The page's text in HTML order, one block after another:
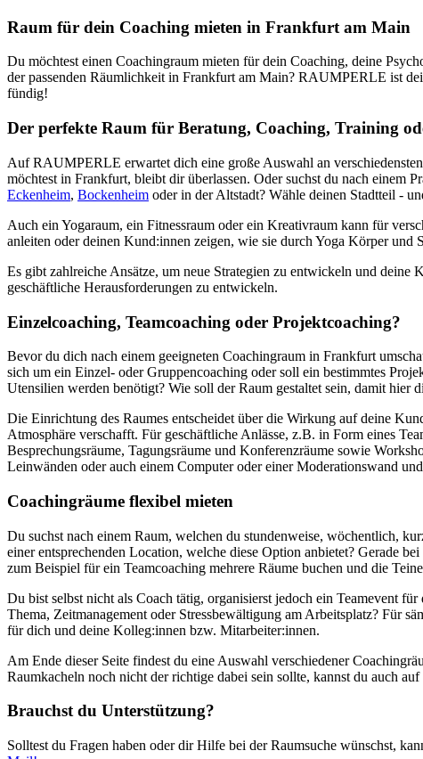
Raum für dein Coaching mieten in Frankfurt am Main
Du möchtest einen Coachingraum mieten für dein Coaching, deine
der passenden Räumlichkeit in Frankfurt am Main? RAUMPERLE ist
fündig!
Der perfekte Raum für Beratung, Coaching, Training
Auf RAUMPERLE erwartet dich eine große Auswahl an
möchtest in Frankfurt, bleibt dir überlassen. Oder suchst du nach einem
Eckenheim, Bockenheim oder in der Altstadt? Wähle deinen Stadtteil -
Auch ein Yogaraum, ein Fitnessraum oder ein Kreativraum kann für
anleiten oder deinen Kund:innen zeigen, wie sie durch Yoga Körper und
Es gibt zahlreiche Ansätze, um neue Strategien zu entwickeln und
geschäftliche Herausforderungen zu entwickeln.
Einzelcoaching, Teamcoaching oder Projektcoaching?
Bevor du dich nach einem geeigneten Coachingraum in Frankfurt
sich um ein Einzel- oder Gruppencoaching oder soll ein bestimmtes
Utensilien werden benötigt? Wie soll der Raum gestaltet sein, damit hier
Die Einrichtung des Raumes entscheidet über die Wirkung auf deine
Atmosphäre verschafft. Für geschäftliche Anlässe, z.B. in Form eines
Besprechungsräume, Tagungsräume und Konferenzräume sowie
Leinwänden oder auch einem Computer oder einer Moderationswand
Coachingräume flexibel mieten
Du suchst nach einem Raum, welchen du stundenweise, wöchentlich,
einer entsprechenden Location, welche diese Option anbietet? Gerade
zum Beispiel für ein Teamcoaching mehrere Räume buchen und die
Du bist selbst nicht als Coach tätig, organisierst jedoch ein Teamevent
Thema, Zeitmanagement oder Stressbewältigung am Arbeitsplatz? Für
für dich und deine Kolleg:innen bzw. Mitarbeiter:innen.
Am Ende dieser Seite findest du eine Auswahl verschiedener
Raumkacheln noch nicht der richtige dabei sein sollte, kannst du auch
Brauchst du Unterstützung?
Solltest du Fragen haben oder dir Hilfe bei der Raumsuche wünschst,